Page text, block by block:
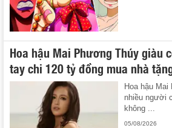
Hoa hậu Mai Phương Thúy giàu
tay chi 120 tỷ đồng mua nhà
Hoa hậu
nhiều người
không ...
05/08/2026